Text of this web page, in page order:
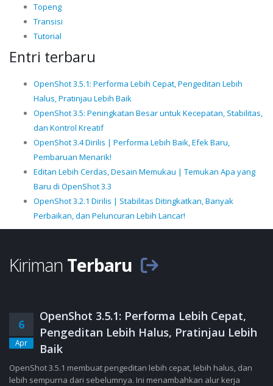
Topeng
Transisi
Tutorial
Entri terbaru
OpenShot 3.5.1: Performa Lebih Cepat, Pengeditan Lebih
Halus, Pratinjau Lebih Baik
OpenShot 3.5: Peningkatan Besar untuk Kecepatan, Stabilitas,
dan Kontrol Kreatif
OpenShot 3.4 Dirilis | Performa Lebih Baik, Efek Baru,
Pembaruan Menarik!
Editan Lebih Cerdas, Desain Memukau | Temukan Apa yang
Baru di OpenShot 3.3
OpenShot 3.2.1 Dirilis | Stabilitas Ditingkatkan, Banyak
Perbaikan, dan Peluncuran Lebih Lancar!
Kiriman Terbaru
6
Apr
OpenShot 3.5.1: Performa Lebih Cepat,
Pengeditan Lebih Halus, Pratinjau Lebih
Baik
OpenShot 3.5.1 membuat pengeditan lebih cepat, lebih halus, dan
lebih sempurna dari sebelumnya. Ini menambahkan alur kerja